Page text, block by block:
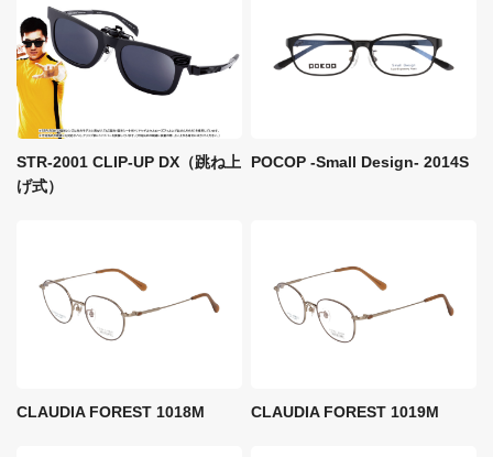
STR-2001 CLIP-UP DX（跳ね上
げ式）
POCOP -Small Design- 2014S
CLAUDIA FOREST 1018M CLAUDIA FOREST 1019M